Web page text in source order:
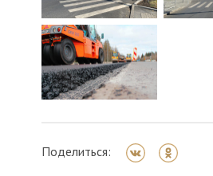
Поделиться: